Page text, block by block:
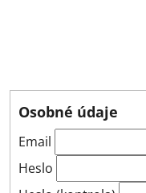
Osobné údaje
Email
Heslo